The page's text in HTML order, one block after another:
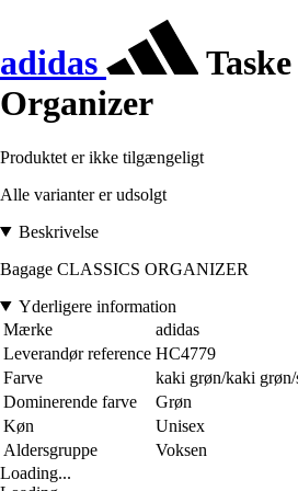
adidas
Organizer
Produktet er ikke tilgængeligt
Alle varianter er udsolgt
Beskrivelse
Bagage CLASSICS ORGANIZER
Yderligere information
Mærke
adidas
Leverandør reference HC4779
Farve
kaki grøn/kaki grøn/
Dominerende farve
Grøn
Køn
Unisex
Aldersgruppe
Voksen
Loading...